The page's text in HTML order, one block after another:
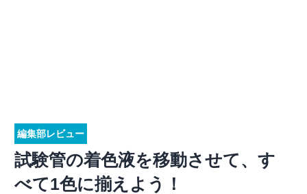
編集部レビュー
試験管の着色液を移動させて、す
べて1色に揃えよう！